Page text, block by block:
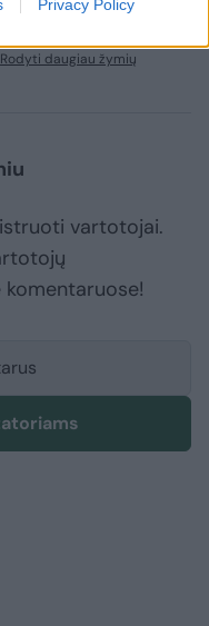
Privacy Policy
Rodyti daugiau žymių
vartotojai.